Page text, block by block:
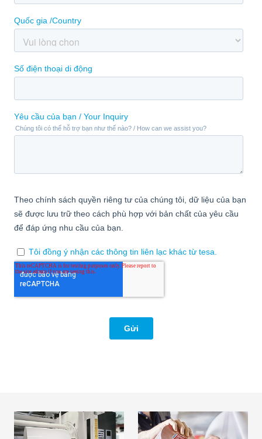
Băng keo nối dùng
Băng keo nối dùng